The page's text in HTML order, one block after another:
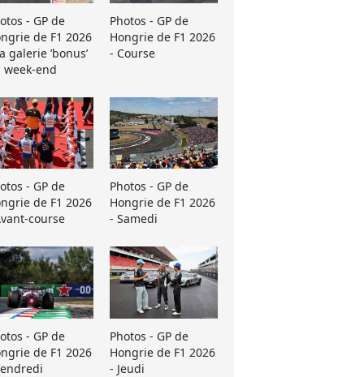
- GP de
de F1 2026
galerie ’bonus’
week-end
Photos - GP de
Hongrie de F1 2026
- Course
- GP de
de F1 2026
course
Photos - GP de
Hongrie de F1 2026
- Samedi
- GP de
de F1 2026
Photos - GP de
Hongrie de F1 2026
- Jeudi